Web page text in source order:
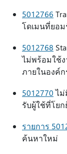
5012766
โดเมนที่ยอม
5012768
ไม่พร้อมใช้ง
ภายในองค์ก
5012770ไม่
รับผู้ใช้ที่โยก
รายการ
ค้นหาใหม่